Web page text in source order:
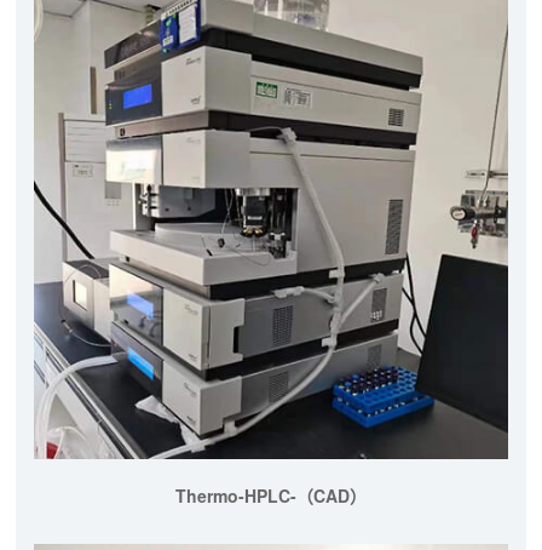
Thermo-HPLC-（CAD）